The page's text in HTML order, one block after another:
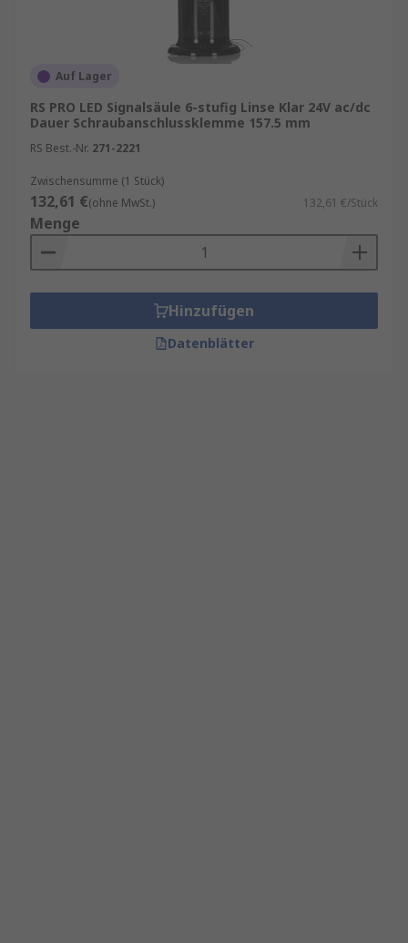
Auf Lager
RS PRO LED Signalsäule 6-stufig Linse Klar 24V ac/dc
Dauer Schraubanschlussklemme 157.5 mm
RS Best.-Nr. 271-2221
Zwischensumme (1 Stück)
132,61 €(ohne MwSt.) 132,61 €/Stück
Menge
Hinzufügen
Datenblätter